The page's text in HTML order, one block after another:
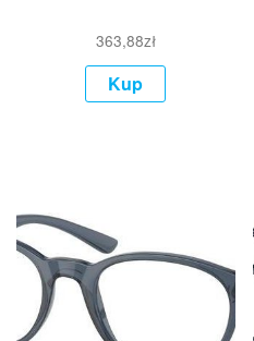
363,88zł
Kup